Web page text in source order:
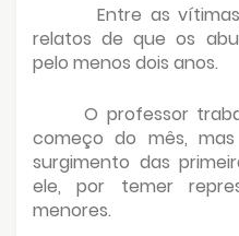
Entre as
relatos de que os
pelo menos dois anos.
O professor
começo do mês,
surgimento das
ele, por temer
menores.